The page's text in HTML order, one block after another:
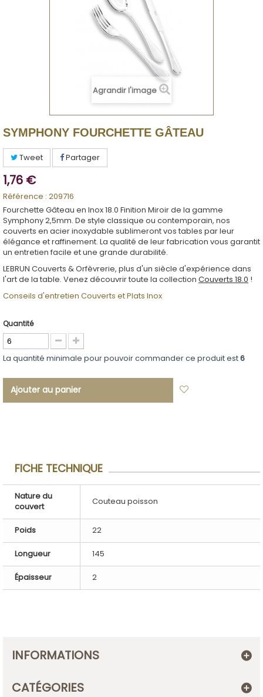
Agrandir l'image
SYMPHONY FOURCHETTE GÂTEAU
Tweet Partager
1,76 €
Référence : 209716
Fourchette Gâteau en Inox 18.0 Finition Miroir de la gamme
Symphony 2,5mm. De style classique ou contemporain, nos
couverts en acier inoxydable sublimeront vos tables par leur
élégance et raffinement. La qualité de leur fabrication vous garantit
un entretien facile et une grande durabilité.
LEBRUN Couverts & Orfèvrerie, plus d'un siècle d'expérience dans
l'art de la table. Venez découvrir toute la collection Couverts 18.0 !
Conseils d'entretien Couverts et Plats Inox
Quantité
La quantité minimale pour pouvoir commander ce produit est6
Ajouter au panier
FICHE TECHNIQUE
Nature du
couvert
Couteau poisson
Poids 22
Longueur 145
Épaisseur 2
INFORMATIONS
CATÉGORIES